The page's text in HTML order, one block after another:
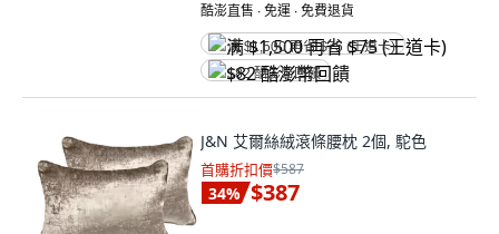
酷澎直售 ∙ 免運 ∙ 免費退貨
满 $1,500 再省 $75 (王道卡)
$82 酷澎幣回饋
J&N 艾爾絲絨滾條腰枕 2個, 駝色
首購折扣價$587
34% $387